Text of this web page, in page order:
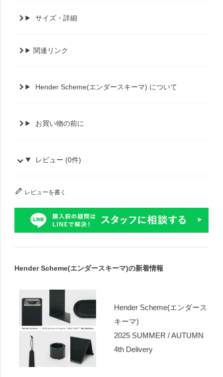
サイズ・詳細
関連リンク
Hender Scheme(エンダースキーマ) について
お買い物の前に
レビュー (0件)
レビューを書く
Hender Scheme(エンダースキーマ)の新着情報
Hender Scheme(エンダース
キーマ)
2025 SUMMER / AUTUMN
4th Delivery